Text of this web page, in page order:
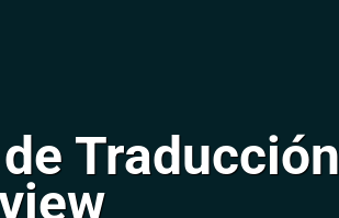
Traducción